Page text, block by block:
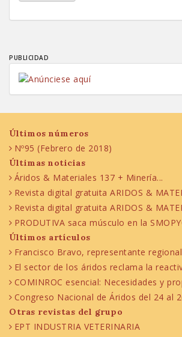
PUBLICIDAD
Últimos números
Nº95 (Febrero de 2018)
Últimas noticias
Áridos & Materiales 137 + Minería...
Revista digital gratuita ARIDOS &
Revista digital gratuita ARIDOS &
PRODUTIVA saca músculo en la
Últimos artículos
Francisco Bravo, representante
El sector de los áridos reclama la
COMINROC esencial: Necesidades y
Congreso Nacional de Áridos del 24 al
Otras revistas del grupo
EPT INDUSTRIA VETERINARIA